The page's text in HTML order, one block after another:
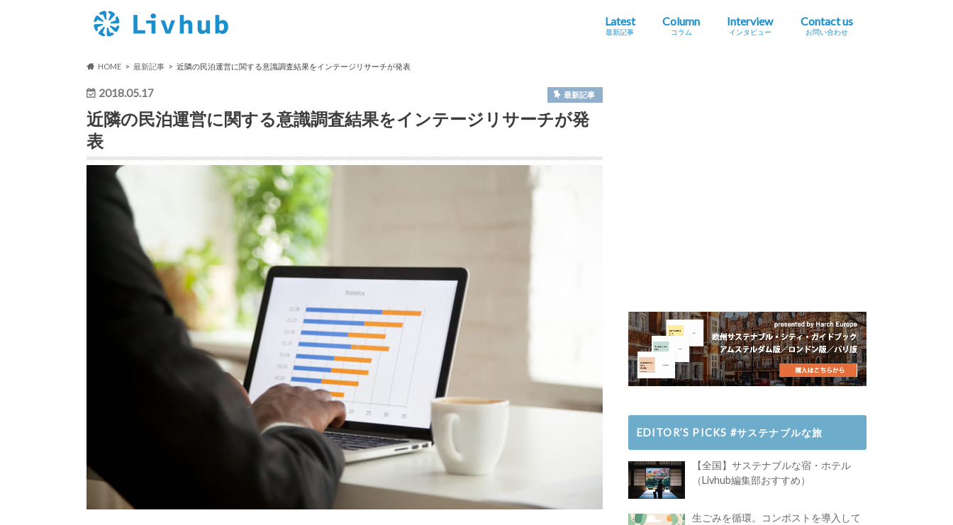
Latest
最新記事
Column
コラム
Interview
インタビュー
Contact us
お問い合わせ
HOME 最新記事 近隣の民泊運営に関する意識調査結果をインテージリサーチが発表
2018.05.17 最新記事
近隣の民泊運営に関する意識調査結果をインテージリサーチが発
表
EDITOR’S PICKS #サステナブルな旅
【全国】サステナブルな宿・ホテル
（Livhub編集部おすすめ）
生ごみを循環。コンポストを導入して